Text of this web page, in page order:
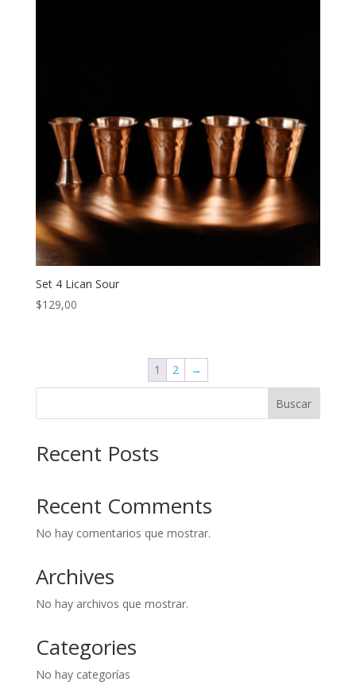
Set 4 Lican Sour
$129,00
1 2 →
Buscar
Recent Posts
Recent Comments
No hay comentarios que mostrar.
Archives
No hay archivos que mostrar.
Categories
No hay categorías